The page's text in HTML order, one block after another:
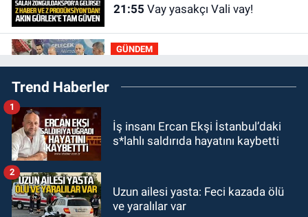
21:55 Vay yasakçı Vali vay!
GÜNDEM
20:30MHP’de sandıklar açıldı yeni
başkan belli oldu
20:11İlçeyi sel aldı: Başkan
çizmeleri giydi çalışmalara katıldı
19:58Yangın korkuttu: 3 katlı evin
Trend Haberler
İş insanı Ercan Ekşi İstanbul’daki
s*lahlı saldırıda hayatını kaybetti
1
Uzun ailesi yasta: Feci kazada ölü
ve yaralılar var
2